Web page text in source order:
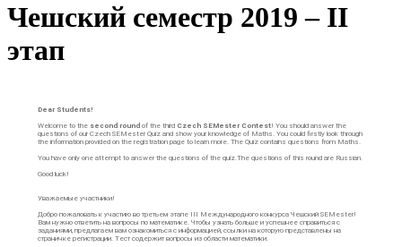
Чешский семестр 2019 – II
этап